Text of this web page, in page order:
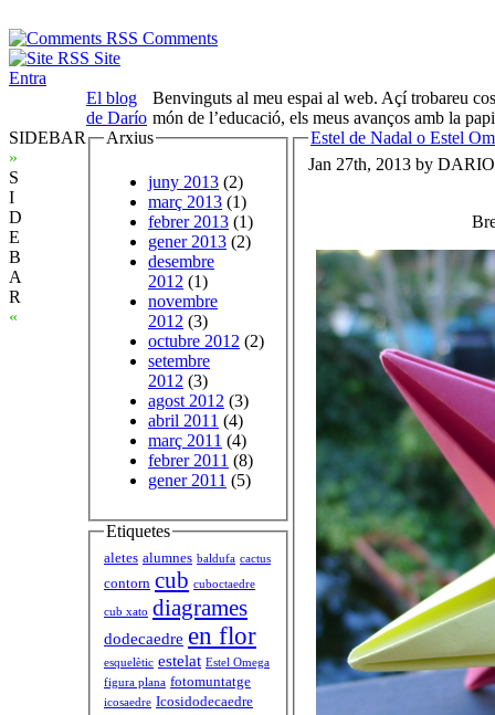
Comments
Site
Entra
El blog
de Darío
Benvinguts al meu espai al web. Açí trobareu
món de l’educació, els meus avanços amb la
SIDEBAR
»
S
I
D
E
B
A
R
«
Arxius
juny 2013 (2)
març 2013 (1)
febrer 2013 (1)
gener 2013 (2)
desembre
2012 (1)
novembre
2012 (3)
octubre 2012 (2)
setembre
2012 (3)
agost 2012 (3)
abril 2011 (4)
març 2011 (4)
febrer 2011 (8)
gener 2011 (5)
Etiquetes
aletes alumnes baldufa cactus
contorn cub cuboctaedre
cub xato diagrames
dodecaedre en flor
esquelètic estelat Estel Omega
figura plana fotomuntatge
icosaedre Icosidodecaedre
Estel de Nadal o Estel
Jan 27th, 2013 by DARIO